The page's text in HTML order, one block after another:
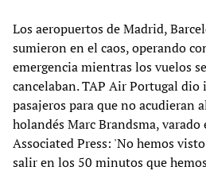
Los aeropuertos de Madrid,
sumieron en el caos, operando
emergencia mientras los vuelos
cancelaban. TAP Air Portugal dio
pasajeros para que no acudieran
holandés Marc Brandsma,
Associated Press: 'No hemos
salir en los 50 minutos que